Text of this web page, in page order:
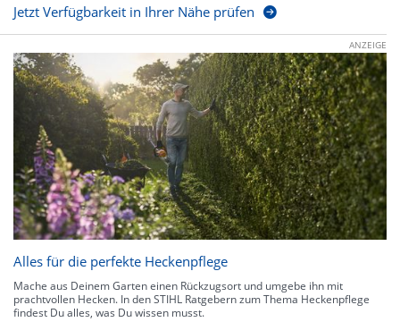
Jetzt Verfügbarkeit in Ihrer Nähe prüfen
ANZEIGE
Alles für die perfekte Heckenpflege
Mache aus Deinem Garten einen Rückzugsort und umgebe ihn mit
prachtvollen Hecken. In den STIHL Ratgebern zum Thema Heckenpflege
findest Du alles, was Du wissen musst.